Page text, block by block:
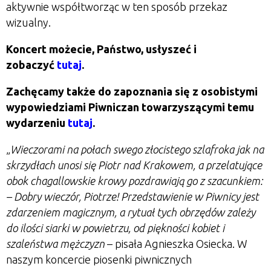
aktywnie współtworząc w ten sposób przekaz
wizualny.
Koncert możecie, Państwo, usłyszeć i
zobaczyć tutaj.
Zachęcamy także do zapoznania się z osobistymi
wypowiedziami Piwniczan towarzyszącymi temu
wydarzeniu tutaj.
„ Wieczorami na połach swego złocistego szlafroka jak na
skrzydłach unosi się Piotr nad Krakowem, a przelatujące
obok chagallowskie krowy pozdrawiają go z szacunkiem:
– Dobry wieczór, Piotrze! Przedstawienie w Piwnicy jest
zdarzeniem magicznym, a rytuał tych obrzędów zależy
do ilości siarki w powietrzu, od piękności kobiet i
szaleństwa mężczyzn – pisała Agnieszka Osiecka. W
naszym koncercie piosenki piwnicznych